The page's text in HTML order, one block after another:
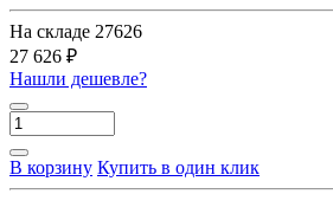
На складе 27626
27 626 ₽
Нашли дешевле?
В корзину Купить в один клик